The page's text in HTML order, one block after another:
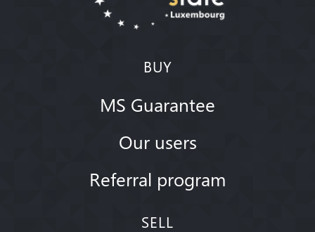
BUY
MS Guarantee
Our users
Referral program
SELL